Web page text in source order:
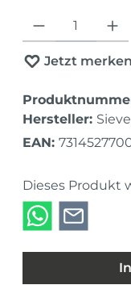
Produkt Anzahl:
Jetzt merken
Hersteller:
EAN:
Dieses Produkt